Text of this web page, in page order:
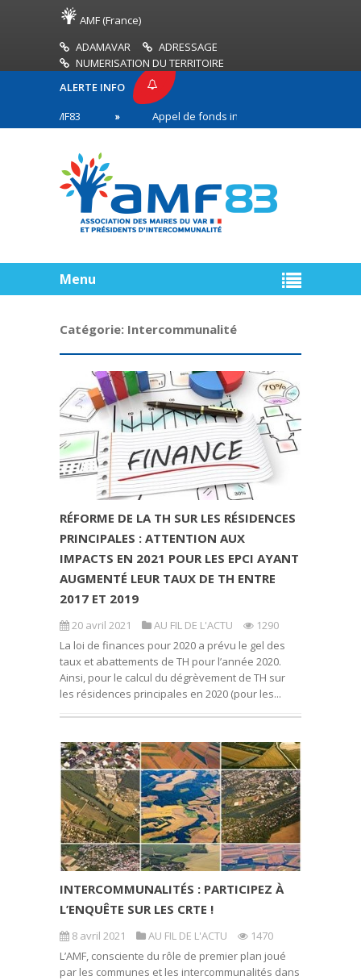
AMF (France)
ADAMAVAR
ADRESSAGE
NUMERISATION DU TERRITOIRE
ALERTE INFO
Appel de fonds incendies de forêt
première ligne
Menu
Catégorie: Intercommunalité
RÉFORME DE LA TH SUR LES RÉSIDENCES
PRINCIPALES : ATTENTION AUX
IMPACTS EN 2021 POUR LES EPCI AYANT
AUGMENTÉ LEUR TAUX DE TH ENTRE
2017 ET 2019
20 avril 2021 AU FIL DE L'ACTU
1290
La loi de finances pour 2020 a prévu le gel des
taux et abattements de TH pour l’année 2020.
Ainsi, pour le calcul du dégrèvement de TH sur
les résidences principales en 2020 (pour les...
INTERCOMMUNALITÉS : PARTICIPEZ À
L’ENQUÊTE SUR LES CRTE !
8 avril 2021 AU FIL DE L'ACTU
1470
L’AMF, consciente du rôle de premier plan joué
par les communes et les intercommunalités dans